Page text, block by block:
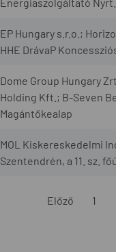
EP Hungary s.r.o.;
HHE DrávaP
Dome Group Hungary
Holding Kft.; B-Seven
Magántőkealap
MOL Kiskereskedelmi
Szentendrén, a 11. sz.
Előző 1